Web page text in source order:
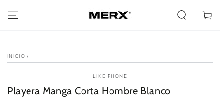
CONTENIDO
Carrito
INICIO /
LIKE PHONE
Playera Manga Corta Hombre Blanco